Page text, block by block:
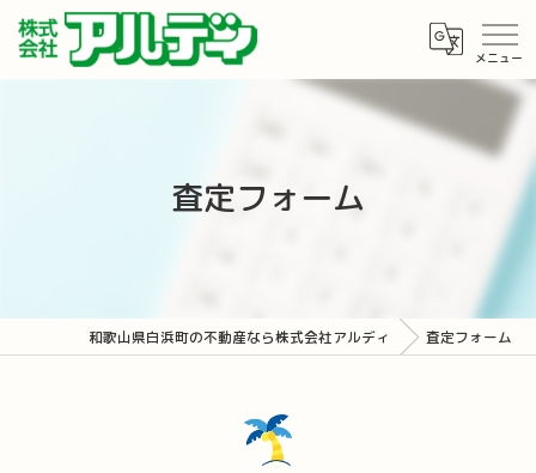
査定フォーム
和歌山県白浜町の不動産なら株式会社アルディ 査定フォーム